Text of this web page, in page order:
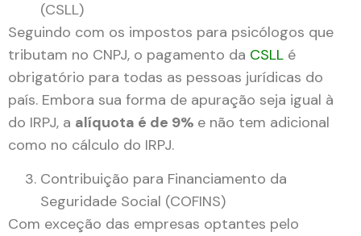
(CSLL)
Seguindo com os impostos para psicólogos que
tributam no CNPJ, o pagamento da CSLL é
obrigatório para todas as pessoas jurídicas do
país. Embora sua forma de apuração seja igual à
do IRPJ, a alíquota é de 9% e não tem adicional
como no cálculo do IRPJ.
Contribuição para Financiamento da
Seguridade Social (COFINS)
Com exceção das empresas optantes pelo